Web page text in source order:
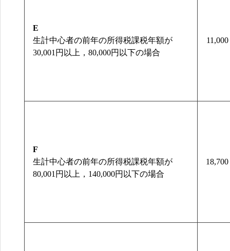
E
生計中心者の前年の所得税課税年額が
30,001円以上，80,000円以下の場合
11,000
F
生計中心者の前年の所得税課税年額が
80,001円以上，140,000円以下の場合
18,700